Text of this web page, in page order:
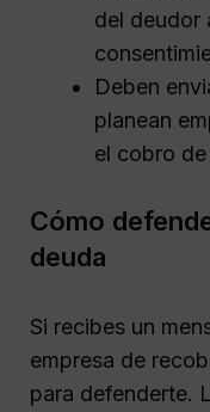
del deudor
Deben
planean
el cobro
Cómo
deuda
Si recibes un
empresa de
para defenderte.